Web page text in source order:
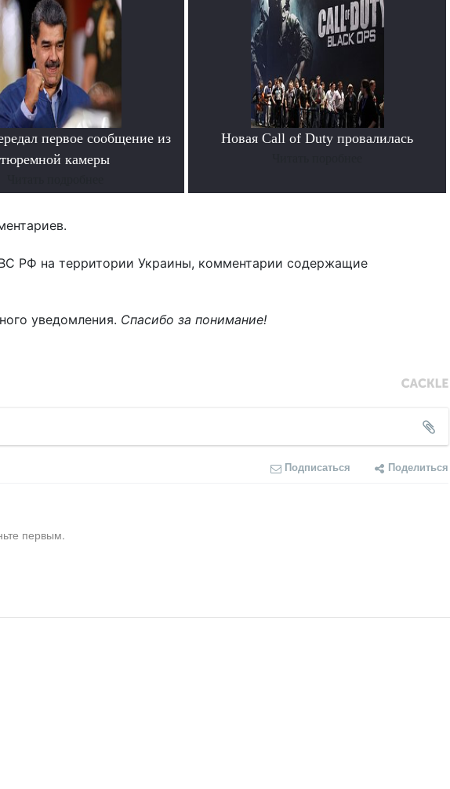
первое сообщение из
тюремной камеры
Новая Call of Duty провалилась
РФ на территории Украины, комментарии содержащие
уведомления. Спасибо за понимание!
Подписаться Поделиться
первым.